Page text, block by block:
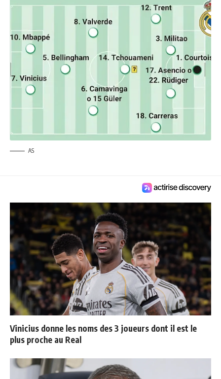
AS
Vinicius donne les noms des 3 joueurs dont il est le
plus proche au Real